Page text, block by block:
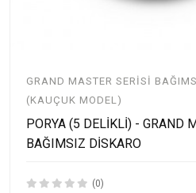
GRAND MASTER SERISI
(KAUÇUK MODEL)
PORYA (5 DELİKLİ) - GRAND
BAĞIMSIZ DİSKARO
(0)